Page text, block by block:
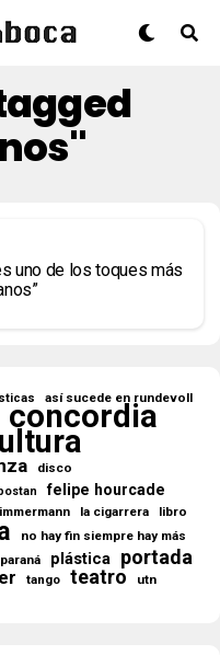
uno de los toques más
así sucede en rundevoll
concordia
disco
felipe hourcade
la cigarrera libro
no hay fin siempre hay más
paraná plástica portada
tango teatro utn